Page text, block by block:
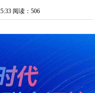
阅读：506